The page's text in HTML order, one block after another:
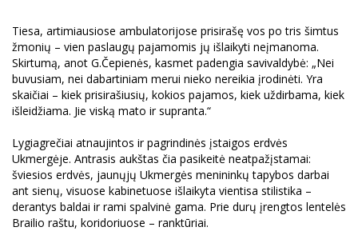
Tiesa, artimiausiose ambulatorijose prisirašę vos po tris šimtus
žmonių – vien paslaugų pajamomis jų išlaikyti neįmanoma.
Skirtumą, anot G.Čepienės, kasmet padengia savivaldybė: „Nei
buvusiam, nei dabartiniam merui nieko nereikia įrodinėti. Yra
skaičiai – kiek prisirašiusių, kokios pajamos, kiek uždirbama, kiek
išleidžiama. Jie viską mato ir supranta.“
Lygiagrečiai atnaujintos ir pagrindinės įstaigos erdvės
Ukmergėje. Antrasis aukštas čia pasikeitė neatpažįstamai:
šviesios erdvės, jaunųjų Ukmergės menininkų tapybos darbai
ant sienų, visuose kabinetuose išlaikyta vientisa stilistika –
derantys baldai ir rami spalvinė gama. Prie durų įrengtos lentelės
Brailio raštu, koridoriuose – ranktūriai.